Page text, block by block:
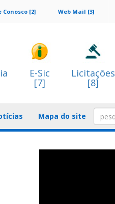
Web Mail [3]
Conosco [2]
E-Sic
[7]
Licitações
[8]
Mapa do site